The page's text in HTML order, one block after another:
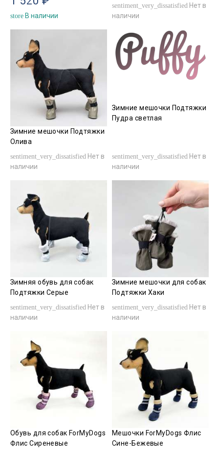
store В наличии
sentiment_very_dissatisfied Нет в
наличии
Зимние мешочки Подтяжки
Олива
sentiment_very_dissatisfied Нет в
наличии
Зимние мешочки Подтяжки
Пудра светлая
sentiment_very_dissatisfied Нет в
наличии
Зимняя обувь для собак
Подтяжки Серые
sentiment_very_dissatisfied Нет в
наличии
Зимние мешочки для собак
Подтяжки Хаки
sentiment_very_dissatisfied Нет в
наличии
Обувь для собак ForMyDogs
Флис Сиреневые
Мешочки ForMyDogs Флис
Сине-Бежевые